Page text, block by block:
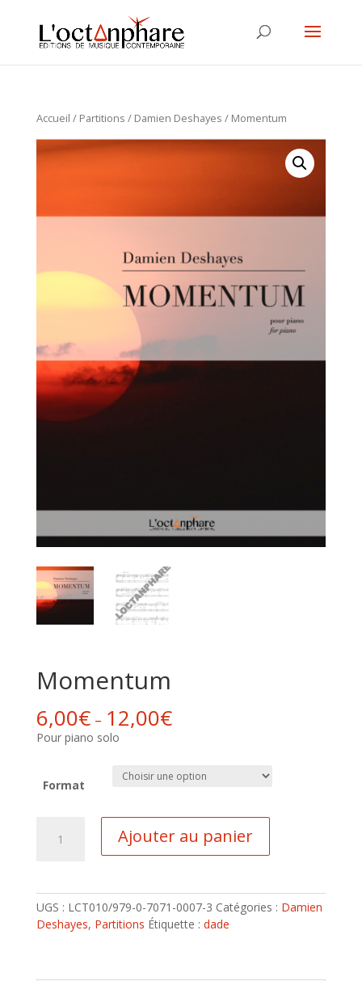
Accueil / Partitions / Damien Deshayes / Momentum
Momentum
6,00€– 12,00€
Pour piano solo
Format
Ajouter au panier
UGS : LCT010/979-0-7071-0007-3 Catégories : Damien
Deshayes, Partitions Étiquette : dade